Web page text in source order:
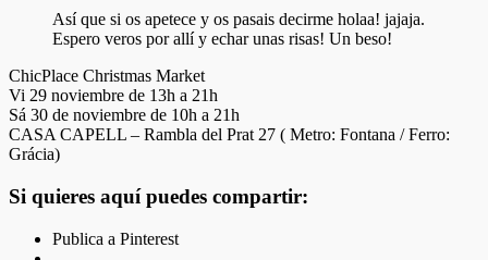
Así que si os apetece y os pasais decirme holaa! jajaja.
Espero veros por allí y echar unas risas! Un beso!
ChicPlace Christmas Market
Vi 29 noviembre de 13h a 21h
Sá 30 de noviembre de 10h a 21h
CASA CAPELL – Rambla del Prat 27 ( Metro: Fontana / Ferro:
Grácia)
Si quieres aquí puedes compartir:
Publica a Pinterest